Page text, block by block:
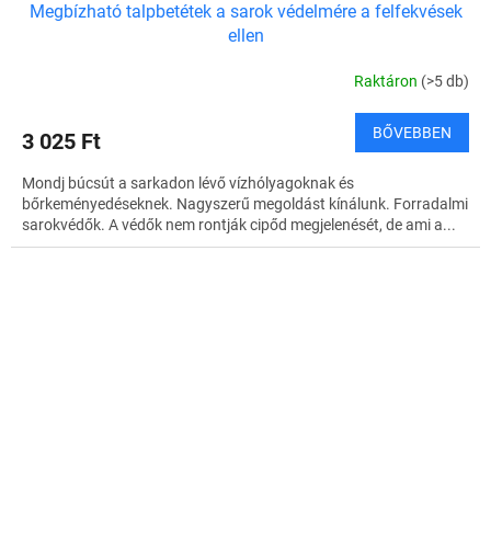
Megbízható talpbetétek a sarok védelmére a felfekvések
ellen
Raktáron (>5 db)
3 025 Ft BŐVEBBEN
Mondj búcsút a sarkadon lévő vízhólyagoknak és
bőrkeményedéseknek. Nagyszerű megoldást kínálunk. Forradalmi
sarokvédők. A védők nem rontják cipőd megjelenését, de ami a...